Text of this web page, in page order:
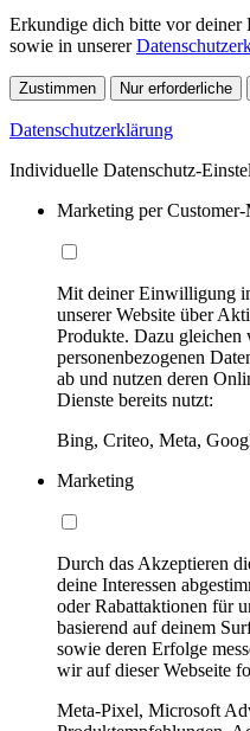
Erkundige dich bitte vor
sowie in unserer
Zustimmen Nur erforderliche
Datenschutzerklärung
Individuelle Datenschutz-
Marketing per Customer-
Mit deiner Einwilligung
unserer Website über
Produkte. Dazu gleichen
personenbezogenen
ab und nutzen deren
Dienste bereits nutzt:
Bing, Criteo, Meta,
Marketing
Durch das Akzeptieren
deine Interessen
oder Rabattaktionen für
basierend auf deinem
sowie deren Erfolge
wir auf dieser Webseite
Meta-Pixel, Microsoft